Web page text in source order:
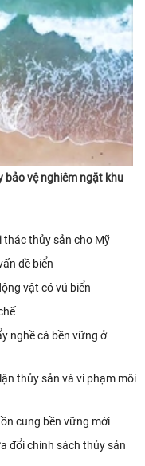
bảo vệ nghiêm ngặt khu
thác thủy sản cho Mỹ
đề biển
vật có vú biển
nghề cá bền vững ở
thủy sản và vi phạm môi
cung bền vững mới
đổi chính sách thủy sản